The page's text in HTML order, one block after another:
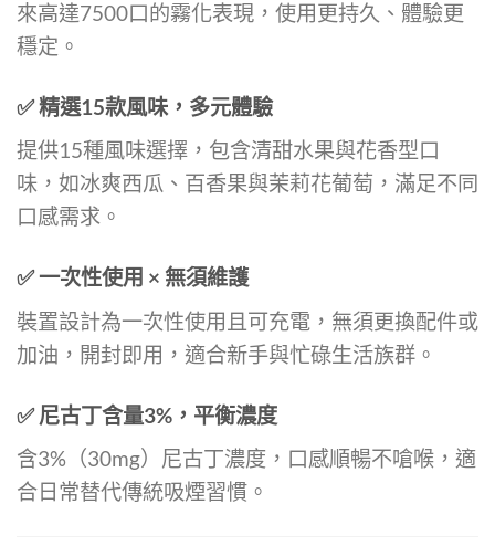
來高達7500口的霧化表現，使用更持久、體驗更
穩定。
✅ 精選15款風味，多元體驗
提供15種風味選擇，包含清甜水果與花香型口
味，如冰爽西瓜、百香果與茉莉花葡萄，滿足不同
口感需求。
✅ 一次性使用 × 無須維護
裝置設計為一次性使用且可充電，無須更換配件或
加油，開封即用，適合新手與忙碌生活族群。
✅ 尼古丁含量3%，平衡濃度
含3%（30mg）尼古丁濃度，口感順暢不嗆喉，適
合日常替代傳統吸煙習慣。